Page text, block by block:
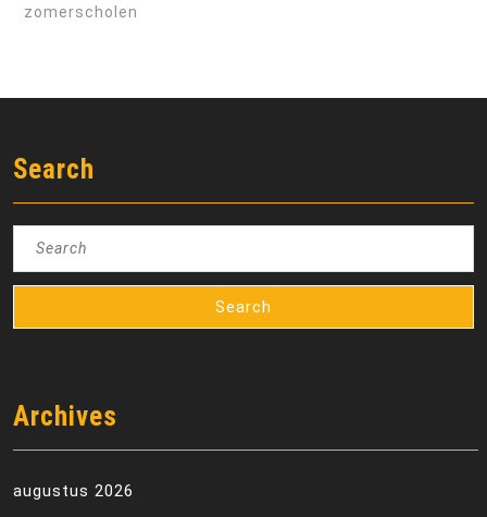
zomerscholen
Search
Search
Archives
augustus 2026